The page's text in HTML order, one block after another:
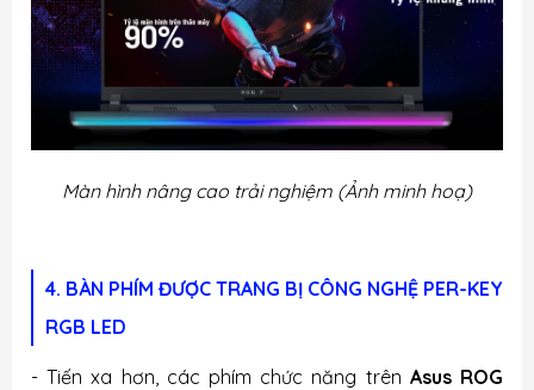
Màn hình nâng cao trải nghiệm (Ảnh minh hoạ)
4. BÀN PHÍM ĐƯỢC TRANG BỊ CÔNG NGHỆ PER-KEY
RGB LED
- Tiến xa hơn, các phím chức năng trên Asus ROG